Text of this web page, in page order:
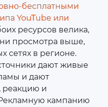
бесплатными
YouTube или
ресурсов велика,
просмотра выше,
сетях в регионе.
дают живые
и дают
реакцию и
кампанию